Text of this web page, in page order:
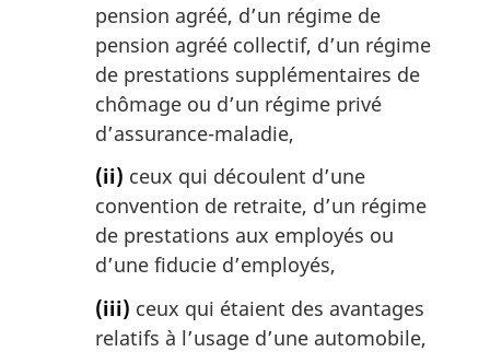
pension agréé, d’un régime de
pension agréé collectif, d’un régime
de prestations supplémentaires de
chômage ou d’un régime privé
d’assurance-maladie,
(ii) ceux qui découlent d’une
convention de retraite, d’un régime
de prestations aux employés ou
d’une fiducie d’employés,
(iii) ceux qui étaient des avantages
relatifs à l’usage d’une automobile,